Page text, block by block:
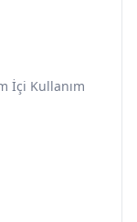
İçi Kullanım